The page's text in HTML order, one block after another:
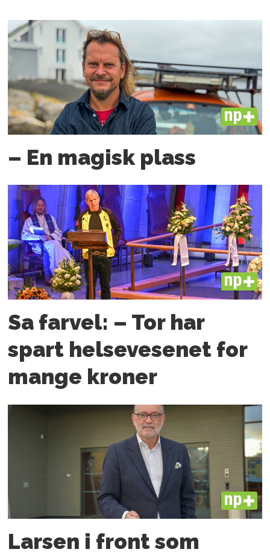
PLUS
– En magisk plass
PLUS
Sa farvel: – Tor har
spart helsevesenet for
mange kroner
PLUS
Larsen i front som